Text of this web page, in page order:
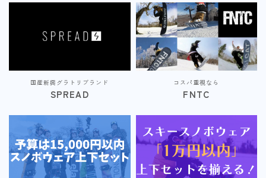
国産新興グラトリブランド
SPREAD
コスパ重視なら
FNTC